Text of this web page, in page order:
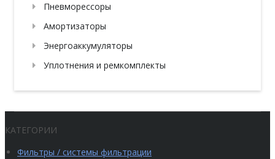
Пневморессоры
Амортизаторы
Энергоаккумуляторы
Уплотнения и ремкомплекты
КАТЕГОРИИ
Фильтры / системы фильтрации